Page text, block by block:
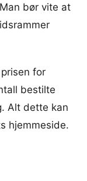
bør vite at
for
bestilte
Alt dette kan
hjemmeside.